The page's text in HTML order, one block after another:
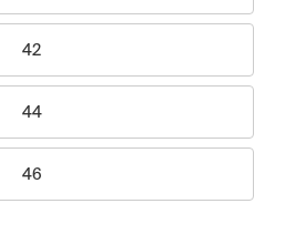
42
44
46